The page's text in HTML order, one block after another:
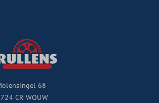
68
CR WOUW